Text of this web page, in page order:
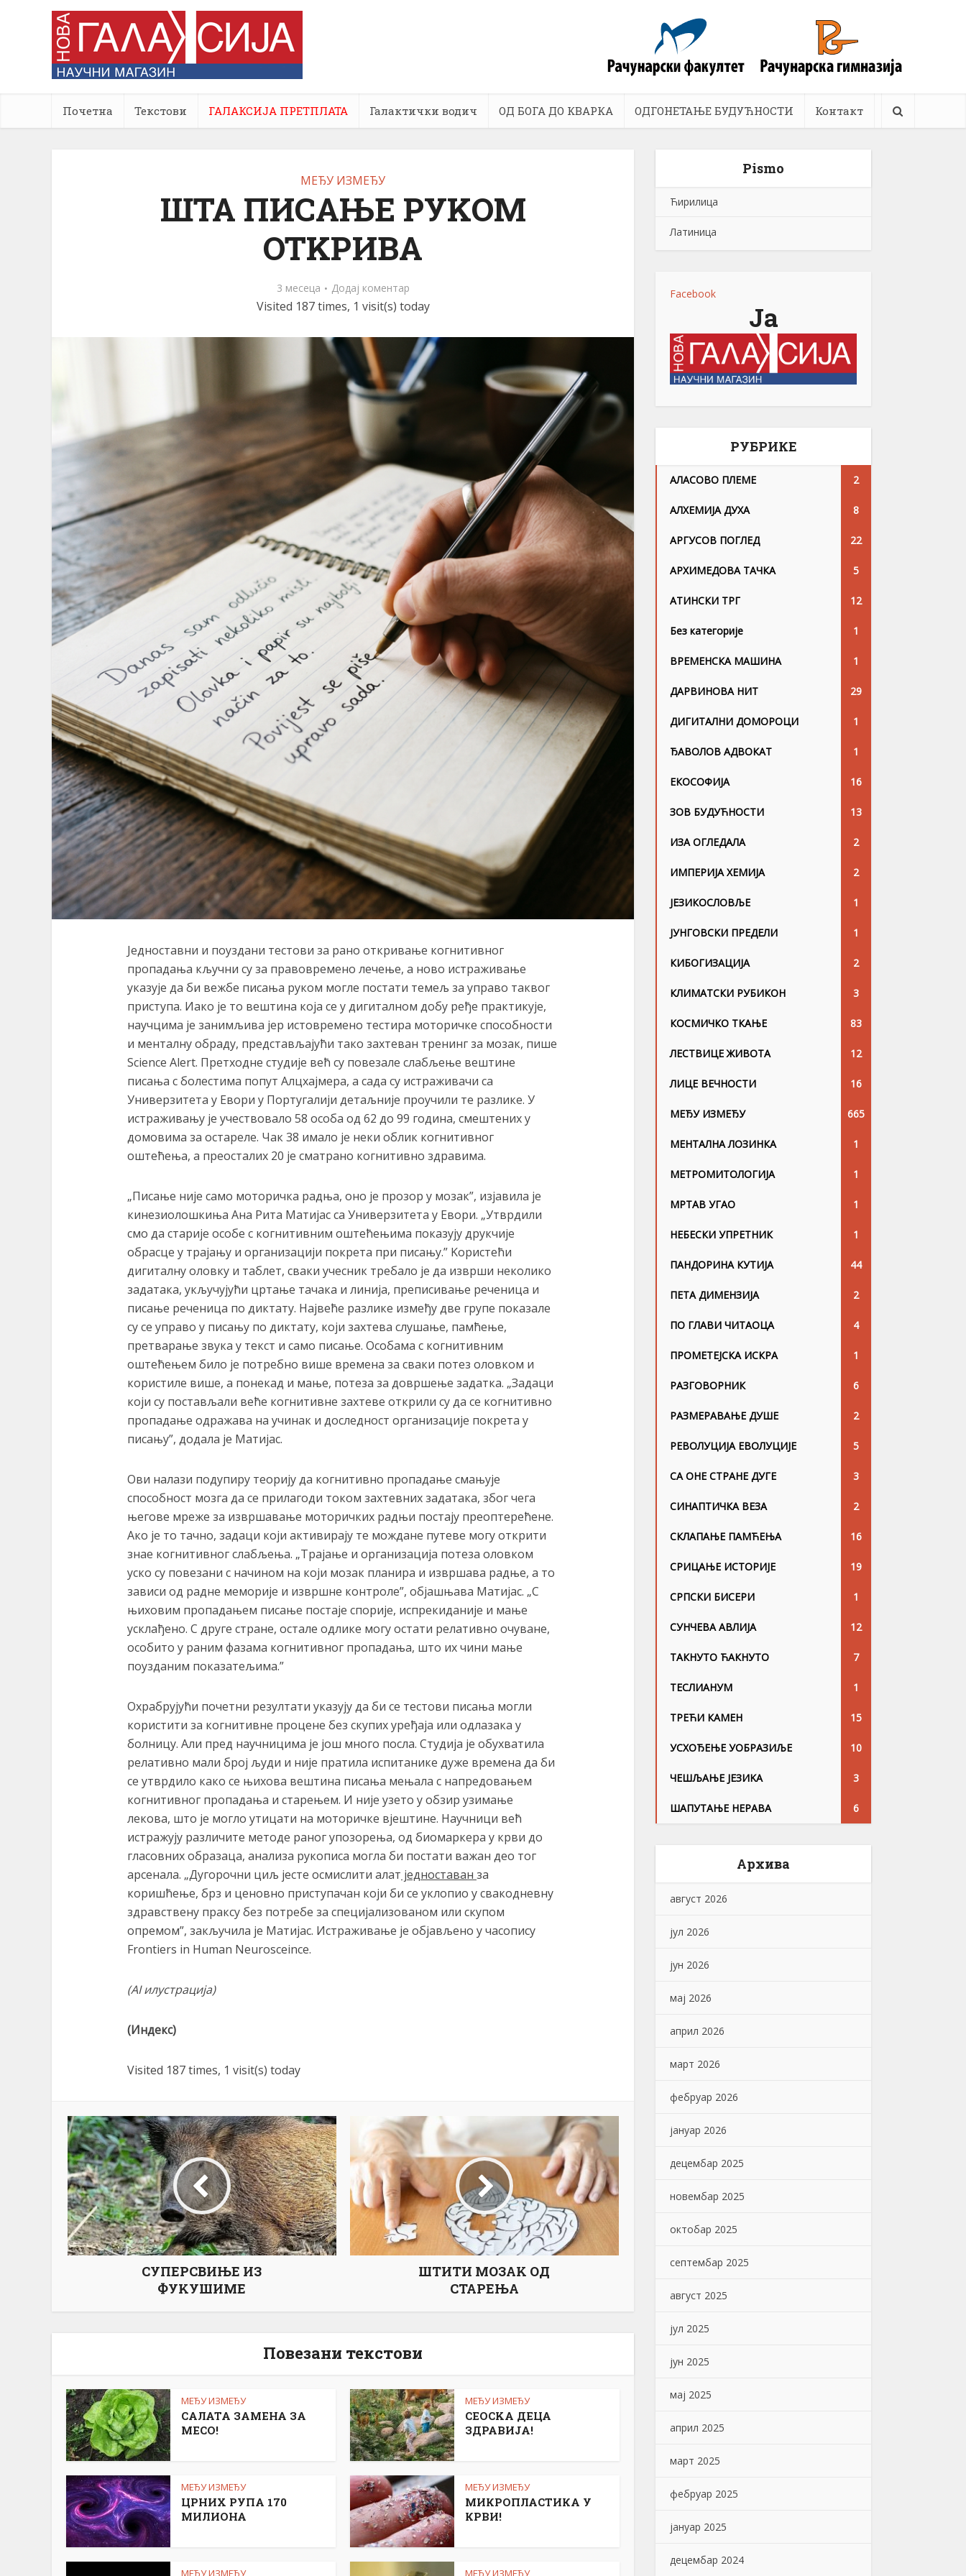
Почетна Текстови ГАЛАКСИЈА ПРЕТПЛАТА Галактички водич ОД БОГА ДО КВАРКА ОДГОНЕТАЊЕ БУДУЋНОСТИ Контакт
МЕЂУ ИЗМЕЂУ
ШТА ПИСАЊЕ РУKОМ
ОТKРИВА
3 месеца Додај коментар
Visited 187 times, 1 visit(s) today
Једноставни и поуздани тестови за рано откривање когнитивног
пропадања кључни су за правовремено лечење, а ново истраживање
указује да би вежбе писања руком могле постати темељ за управо таквог
приступа. Иако је то вештина која се у дигиталном добу ређе практикује,
научцима је занимљива јер истовремено тестира моторичке способности
и менталну обраду, представљајући тако захтеван тренинг за мозак, пише
Science Alert. Претходне студије већ су повезале слабљење вештине
писања с болестима попут Алцхајмера, а сада су истраживачи са
Универзитета у Евори у Португалији детаљније проучили те разлике. У
истраживању је учествовало 58 особа од 62 до 99 година, смештених у
домовима за остареле. Чак 38 имало је неки облик когнитивног
оштећења, а преосталих 20 је сматрано когнитивно здравима.
„Писање није само моторичка радња, оно је прозор у мозак”, изјавила је
кинезиолошкиња Ана Рита Матијас са Универзитета у Евори. „Утврдили
смо да старије особе с когнитивним оштећењима показују друкчије
обрасце у трајању и организацији покрета при писању.” Kористећи
дигиталну оловку и таблет, сваки учесник требало је да изврши неколико
задатака, укључујући цртање тачака и линија, преписивање реченица и
писање реченица по диктату. Највеће разлике између две групе показале
су се управо у писању по диктату, који захтева слушање, памћење,
претварање звука у текст и само писање. Особама с когнитивним
оштећењем било је потребно више времена за сваки потез оловком и
користиле више, а понекад и мање, потеза за довршење задатка. „Задаци
који су постављали веће когнитивне захтеве открили су да се когнитивно
пропадање одражава на учинак и доследност организације покрета у
писању”, додала је Матијас.
Ови налази подупиру теорију да когнитивно пропадање смањује
способност мозга да се прилагоди током захтевних задатака, због чега
његове мреже за извршавање моторичких радњи постају преоптерећене.
Ако је то тачно, задаци који активирају те мождане путеве могу открити
знае когнитивног слабљења. „Трајање и организација потеза оловком
уско су повезани с начином на који мозак планира и извршава радње, а то
зависи од радне меморије и извршне контроле”, објашњава Матијас. „С
њиховим пропадањем писање постаје спорије, испрекиданије и мање
усклађено. С друге стране, остале одлике могу остати релативно очуване,
особито у раним фазама когнитивног пропадања, што их чини мање
поузданим показатељима.”
Охрабрујући почетни резултати указују да би се тестови писања могли
користити за когнитивне процене без скупих уређаја или одлазака у
болницу. Али пред научницима је још много посла. Студија је обухватила
релативно мали број људи и није пратила испитанике дуже времена да би
се утврдило како се њихова вештина писања мењала с напредовањем
когнитивног пропадања и старењем. И није узето у обзир узимање
лекова, што је могло утицати на моторичке вјештине. Научници већ
истражују различите методе раног упозорења, од биомаркера у крви до
гласовних образаца, анализа рукописа могла би постати важан део тог
арсенала. „Дугорочни циљ јесте осмислити алат једноставан за
коришћење, брз и ценовно приступачан који би се уклопио у свакодневну
здравствену праксу без потребе за специјализованом или скупом
опремом”, закључила је Матијас. Истраживање је објављено у часопису
Frontiers in Human Neurosceince.
(АI илустрација)
(Индекс)
Visited 187 times, 1 visit(s) today
СУПЕРСВИЊЕ ИЗ
ФУKУШИМЕ
ШТИТИ МОЗАK ОД
СТАРЕЊА
Повезани текстови
МЕЂУ ИЗМЕЂУ
САЛАТА ЗАМЕНА ЗА
МЕСО!
МЕЂУ ИЗМЕЂУ
СЕОСKА ДЕЦА
ЗДРАВИЈА!
МЕЂУ ИЗМЕЂУ
ЦРНИХ РУПА 170
МИЛИОНА
МЕЂУ ИЗМЕЂУ
МИКРОПЛАСТИКА У
КРВИ!
Pismo
Ћирилица
Латиница
Facebook
Ја
РУБРИКЕ
АЛАСОВО ПЛЕМЕ 2
АЛХЕМИЈА ДУХА 8
АРГУСОВ ПОГЛЕД 22
АРХИМЕДОВА ТАЧКА 5
АТИНСКИ ТРГ 12
Без категорије 1
ВРЕМЕНСКА МАШИНА 1
ДАРВИНОВА НИТ 29
ДИГИТАЛНИ ДОМОРОЦИ 1
ЂАВОЛОВ АДВОКАТ 1
ЕКОСОФИЈА 16
ЗОВ БУДУЋНОСТИ 13
ИЗА ОГЛЕДАЛА 2
ИМПЕРИЈА ХЕМИЈА 2
ЈЕЗИКОСЛОВЉЕ 1
ЈУНГОВСKИ ПРЕДЕЛИ 1
КИБОГИЗАЦИЈА 2
КЛИМАТСКИ РУБИКОН 3
КОСМИЧКО ТКАЊЕ 83
ЛЕСТВИЦЕ ЖИВОТА 12
ЛИЦЕ ВЕЧНОСТИ 16
МЕЂУ ИЗМЕЂУ 665
МЕНТАЛНА ЛОЗИНКА 1
МЕТРОМИТОЛОГИЈА 1
МРТАВ УГАО 1
НЕБЕСКИ УПРЕТНИК 1
ПАНДОРИНА КУТИЈА 44
ПЕТА ДИМЕНЗИЈА 2
ПО ГЛАВИ ЧИТАОЦА 4
ПРОМЕТЕЈСКА ИСКРА 1
РАЗГОВОРНИК 6
РАЗМЕРАВАЊЕ ДУШЕ 2
РЕВОЛУЦИЈА ЕВОЛУЦИЈЕ 5
СА ОНЕ СТРАНЕ ДУГЕ 3
СИНАПТИЧКА ВЕЗА 2
СКЛАПАЊЕ ПАМЋЕЊА 16
СРИЦАЊЕ ИСТОРИЈЕ 19
СРПСКИ БИСЕРИ 1
СУНЧЕВА АВЛИЈА 12
ТАКНУТО ЋАКНУТО 7
ТЕСЛИАНУМ 1
ТРЕЋИ КАМЕН 15
УСХОЂЕЊЕ УОБРАЗИЉЕ 10
ЧЕШЉАЊЕ ЈЕЗИKА 3
ШАПУТАЊЕ НЕРАВА 6
Архива
август 2026
јул 2026
јун 2026
мај 2026
април 2026
март 2026
фебруар 2026
јануар 2026
децембар 2025
новембар 2025
октобар 2025
септембар 2025
август 2025
јул 2025
јун 2025
мај 2025
април 2025
март 2025
фебруар 2025
јануар 2025
децембар 2024